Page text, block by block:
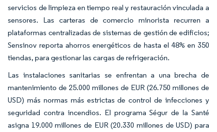
servicios de limpieza en tiempo real y restauración vinculada a
sensores. Las carteras de comercio minorista recurren a
plataformas centralizadas de sistemas de gestión de edificios;
Sensinov reporta ahorros energéticos de hasta el 48% en 350
tiendas, para gestionar las cargas de refrigeración.
Las instalaciones sanitarias se enfrentan a una brecha de
mantenimiento de 25.000 millones de EUR (26.750 millones de
USD) más normas más estrictas de control de infecciones y
seguridad contra incendios. El programa Ségur de la Santé
asigna 19.000 millones de EUR (20.330 millones de USD) para